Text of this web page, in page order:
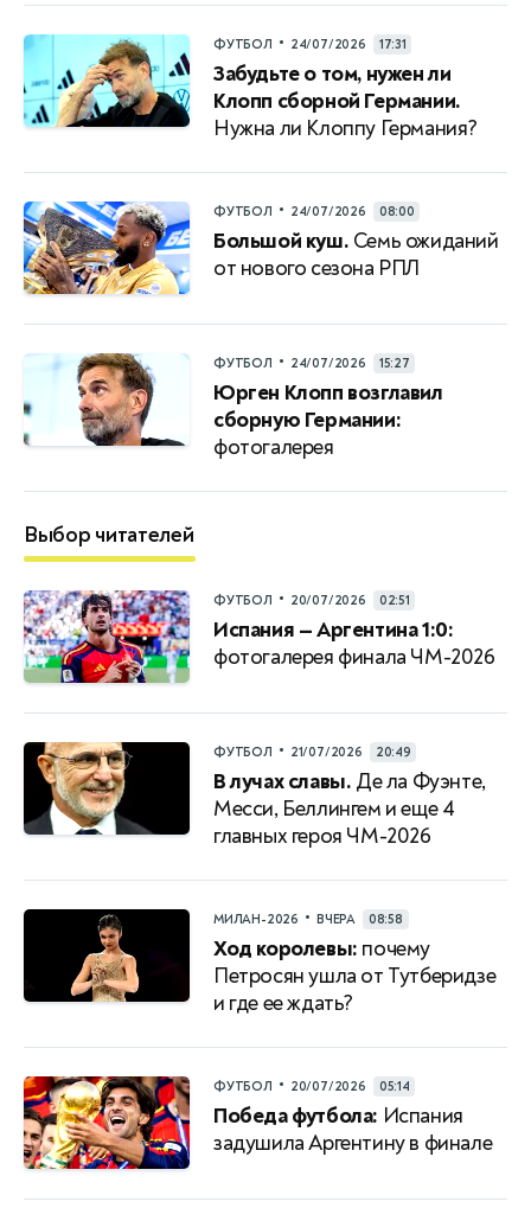
ФУТБОЛ • 24/07/2026 17:31
Забудьте о том, нужен ли
Клопп сборной Германии.
Нужна ли Клоппу Германия?
ФУТБОЛ • 24/07/2026 08:00
Большой куш. Семь ожиданий
от нового сезона РПЛ
ФУТБОЛ • 24/07/2026 15:27
Юрген Клопп возглавил
сборную Германии:
фотогалерея
Выбор читателей
ФУТБОЛ • 20/07/2026 02:51
Испания — Аргентина 1:0:
фотогалерея финала ЧМ-2026
ФУТБОЛ • 21/07/2026 20:49
В лучах славы. Де ла Фуэнте,
Месси, Беллингем и еще 4
главных героя ЧМ-2026
МИЛАН-2026 • ВЧЕРА 08:58
Ход королевы: почему
Петросян ушла от Тутберидзе
и где ее ждать?
ФУТБОЛ • 20/07/2026 05:14
Победа футбола: Испания
задушила Аргентину в финале